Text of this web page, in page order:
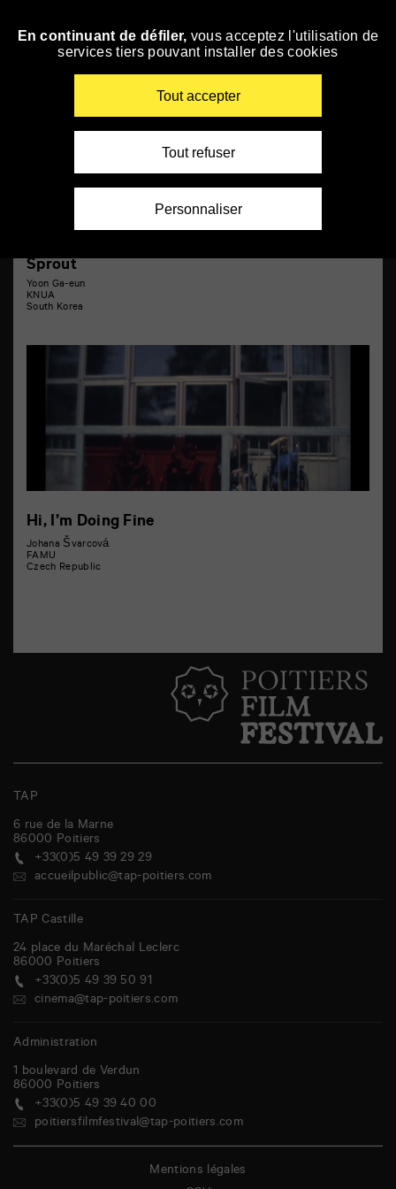
Skip
Short films 12
Sprout
Yoon Ga-eun
KNUA
South Korea
Hi, I’m Doing Fine
Johana Švarcová
FAMU
Czech Republic
TAP
6 rue de la Marne
86000 Poitiers
+33(0)5 49 39 29 29
accueilpublic@tap-poitiers.com
TAP Castille
24 place du Maréchal Leclerc
86000 Poitiers
+33(0)5 49 39 50 91
cinema@tap-poitiers.com
Administration
1 boulevard de Verdun
86000 Poitiers
+33(0)5 49 39 40 00
poitiersfilmfestival@tap-poitiers.com
Mentions légales
En continuant de défiler, vous acceptez l'utilisation de
services tiers pouvant installer des cookies
Tout accepter
Tout refuser
Personnaliser